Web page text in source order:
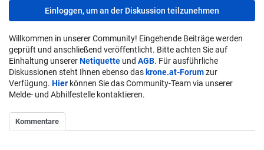
Einloggen, um an der Diskussion teilzunehmen
Willkommen in unserer Community! Eingehende Beiträge werden
geprüft und anschließend veröffentlicht. Bitte achten Sie auf
Einhaltung unsererNetiquette und AGB. Für ausführliche
Diskussionen steht Ihnen ebenso das krone.at-Forumzur
Verfügung. Hier können Sie das Community-Team via unserer
Melde- und Abhilfestelle kontaktieren.